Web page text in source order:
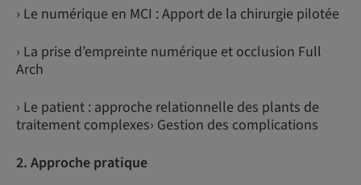
› Le numérique en MCI : Apport de la chirurgie pilotée
› La prise d’empreinte numérique et occlusion Full
Arch
› Le patient : approche relationnelle des plants de
traitement complexes› Gestion des complications
2. Approche pratique